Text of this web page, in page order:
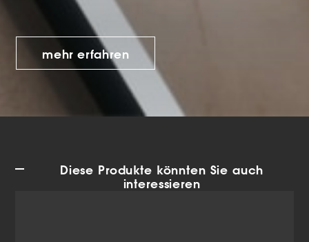
mehr erfahren
Diese Produkte könnten Sie auch
interessieren